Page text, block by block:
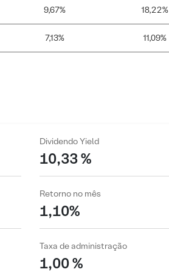
9,67% 18,22%
7,13% 11,09%
Dividendo Yield
10,33 %
Retorno no mês
1,10%
Taxa de administração
1,00 %